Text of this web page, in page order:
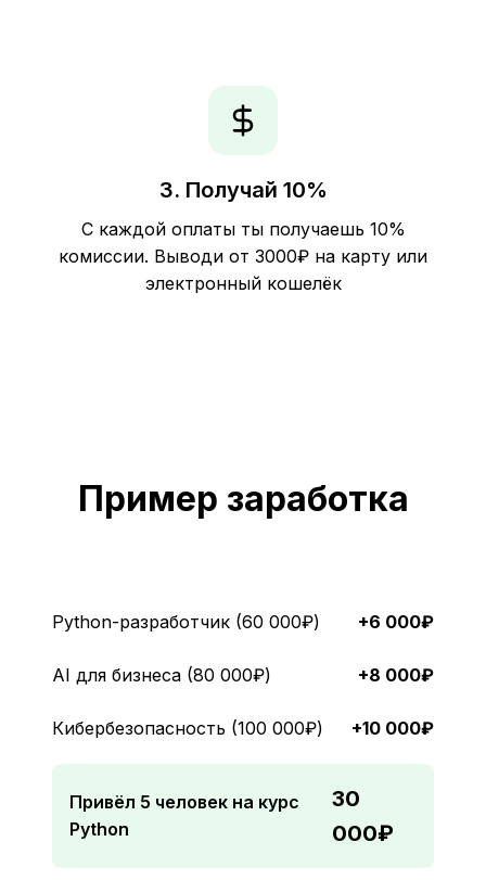
3. Получай 10%
С каждой оплаты ты получаешь 10%
комиссии. Выводи от 3000₽ на карту или
электронный кошелёк
Пример заработка
Python-разработчик (60 000₽) +6 000₽
AI для бизнеса (80 000₽) +8 000₽
Кибербезопасность (100 000₽) +10 000₽
Привёл 5 человек на курс
Python
30
000₽